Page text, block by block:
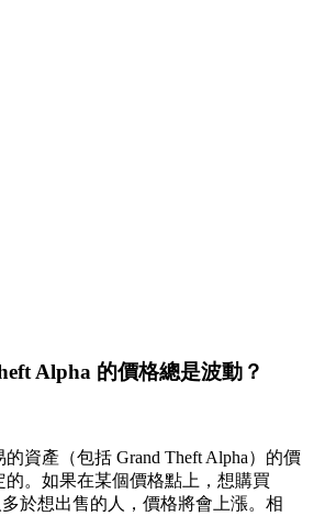
Alpha 的價格總是波動？
資產（包括 Grand Theft Alpha）的價
。如果在某個價格點上，想購買
多於想出售的人，價格將會上漲。相